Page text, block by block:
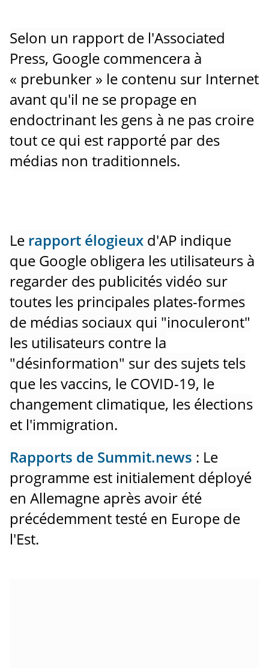
Selon un rapport de l'Associated
Press, Google commencera à
« prebunker » le contenu sur Internet
avant qu'il ne se propage en
endoctrinant les gens à ne pas croire
tout ce qui est rapporté par des
médias non traditionnels.
Le rapport élogieux d'AP indique
que Google obligera les utilisateurs à
regarder des publicités vidéo sur
toutes les principales plates-formes
de médias sociaux qui "inoculeront"
les utilisateurs contre la
"désinformation" sur des sujets tels
que les vaccins, le COVID-19, le
changement climatique, les élections
et l'immigration.
Rapports de Summit.news : Le
programme est initialement déployé
en Allemagne après avoir été
précédemment testé en Europe de
l'Est.